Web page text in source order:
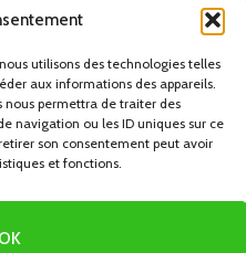
utilisons des technologies telles
aux informations des appareils.
permettra de traiter des
navigation ou les ID uniques sur ce
son consentement peut avoir
et fonctions.
OK
EN AUTOTOUR